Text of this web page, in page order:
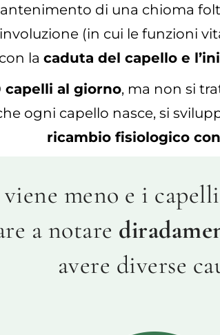
di una chioma
(in cui le funzioni
la caduta del capello e
capelli al giorno, ma non si
ogni capello nasce, si
ricambio fisiologico
meno e i
a notare
avere diverse